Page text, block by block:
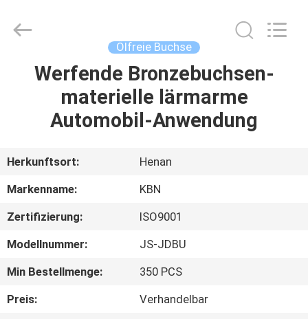
HAUS
PRODUKTE
ÜBER
UNS
FABRIK-
AUSFLUG
QUALITÄTSKONTROLLE
Ölfreie Buchse
Werfende Bronzebuchsen-
materielle lärmarme
Automobil-Anwendung
Herkunftsort:
Henan
Markenname:
KBN
Zertifizierung:
ISO9001
Modellnummer:
JS-JDBU
Min Bestellmenge:
350 PCS
Preis:
Verhandelbar